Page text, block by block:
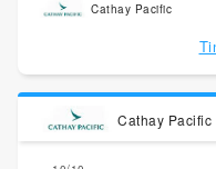
Cathay Pacific
Cathay Pacific